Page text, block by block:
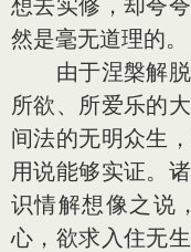
想去实修，却夸
然是毫无道理的。
由于涅槃解脱
所欲、所爱乐的
间法的无明众生
用说能够实证。
识情解想像之说
心，欲求入住无